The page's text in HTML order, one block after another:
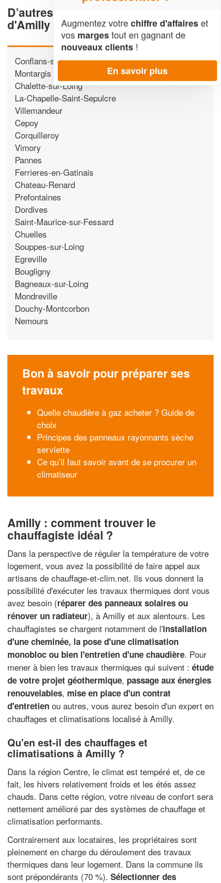
D’autres Chauffagistes proche
d'Amilly
Conflans-sur-Loing
Montargis
Chalette-sur-Loing
La-Chapelle-Saint-Sepulcre
Villemandeur
Cepoy
Corquilleroy
Vimory
Pannes
Ferrieres-en-Gatinais
Chateau-Renard
Prefontaines
Dordives
Saint-Maurice-sur-Fessard
Chuelles
Souppes-sur-Loing
Egreville
Bougligny
Bagneaux-sur-Loing
Mondreville
Douchy-Montcorbon
Nemours
Bon à savoir pour préparer ses
travaux
Quelle chaudière à gaz acheter ? Guide de
choix
Principes des panneaux rayonnants sèche
serviette
Ce qu’il faut savoir avant de se procurer un
climatiseur
Amilly : comment trouver le
chauffagiste idéal ?
Dans la perspective de réguler la température de votre
logement, vous avez la possibilité de faire appel aux
artisans de chauffage-et-clim.net. Ils vous donnent la
possibilité d'exécuter les travaux thermiques dont vous
avez besoin (réparer des panneaux solaires ou
rénover un radiateur), à Amilly et aux alentours. Les
chauffagistes se chargent notamment de l'installation
d'une cheminée, la pose d'une climatisation
monobloc ou bien l'entretien d'une chaudière. Pour
mener à bien les travaux thermiques qui suivent : étude
de votre projet géothermique, passage aux énergies
renouvelables, mise en place d'un contrat
d'entretien ou autres, vous aurez besoin d'un expert en
chauffages et climatisations localisé à Amilly.
Qu'en est-il des chauffages et
climatisations à Amilly ?
Dans la région Centre, le climat est tempéré et, de ce
fait, les hivers relativement froids et les étés assez
chauds. Dans cette région, votre niveau de confort sera
nettement amélioré par des systèmes de chauffage et
climatisation performants.
Contrairement aux locataires, les propriétaires sont
pleinement en charge du déroulement des travaux
thermiques dans leur logement. Dans la commune ils
sont prépondérants (70 %). Sélectionner des
Augmentez votrechiffre d'affaireset
vos margestout en gagnant de
nouveaux clients !
En savoir plus